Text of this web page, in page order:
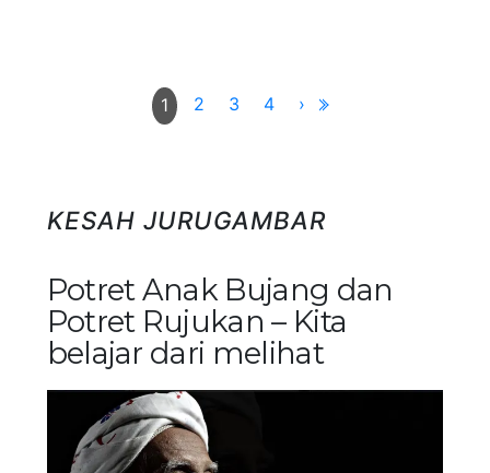
1 2 3 4 ›
KESAH JURUGAMBAR
Potret Anak Bujang dan
Potret Rujukan – Kita
belajar dari melihat